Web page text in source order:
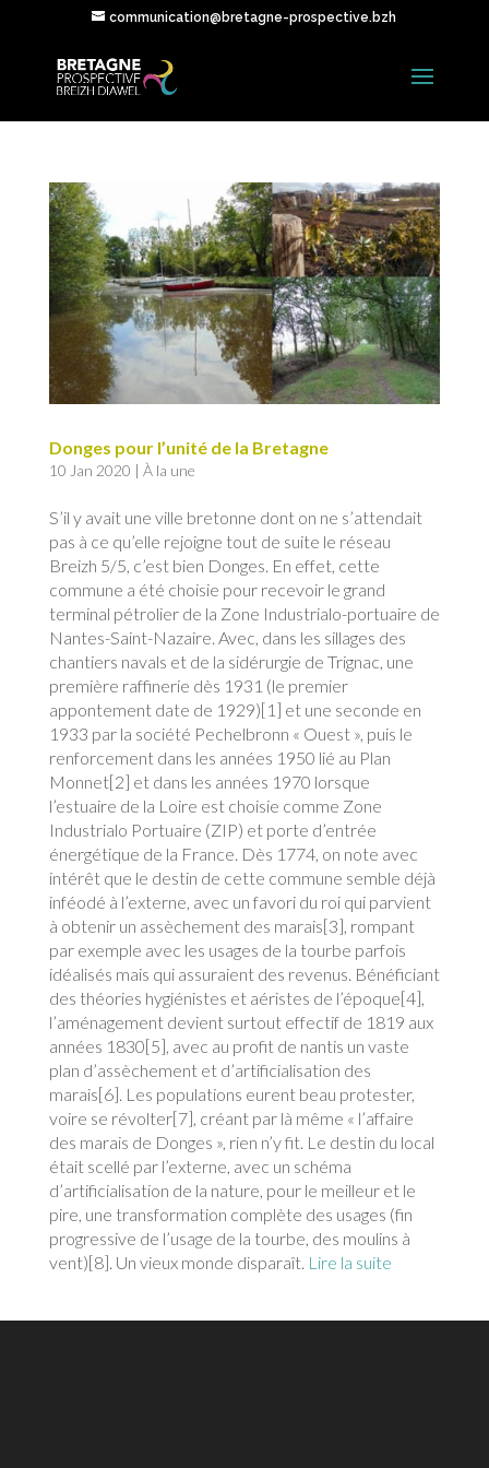
communication@bretagne-prospective.bzh
Donges pour l’unité de la Bretagne
10 Jan 2020 | À la une
S’il y avait une ville bretonne dont on ne s’attendait
pas à ce qu’elle rejoigne tout de suite le réseau
Breizh 5/5, c’est bien Donges. En effet, cette
commune a été choisie pour recevoir le grand
terminal pétrolier de la Zone Industrialo-portuaire de
Nantes-Saint-Nazaire. Avec, dans les sillages des
chantiers navals et de la sidérurgie de Trignac, une
première raffinerie dès 1931 (le premier
appontement date de 1929)[1] et une seconde en
1933 par la société Pechelbronn « Ouest », puis le
renforcement dans les années 1950 lié au Plan
Monnet[2] et dans les années 1970 lorsque
l’estuaire de la Loire est choisie comme Zone
Industrialo Portuaire (ZIP) et porte d’entrée
énergétique de la France. Dès 1774, on note avec
intérêt que le destin de cette commune semble déjà
inféodé à l’externe, avec un favori du roi qui parvient
à obtenir un assèchement des marais[3], rompant
par exemple avec les usages de la tourbe parfois
idéalisés mais qui assuraient des revenus. Bénéficiant
des théories hygiénistes et aéristes de l’époque[4],
l’aménagement devient surtout effectif de 1819 aux
années 1830[5], avec au profit de nantis un vaste
plan d’assèchement et d’artificialisation des
marais[6]. Les populations eurent beau protester,
voire se révolter[7], créant par là même « l’affaire
des marais de Donges », rien n’y fit. Le destin du local
était scellé par l’externe, avec un schéma
d’artificialisation de la nature, pour le meilleur et le
pire, une transformation complète des usages (fin
progressive de l’usage de la tourbe, des moulins à
vent)[8]. Un vieux monde disparaît. Lire la suite